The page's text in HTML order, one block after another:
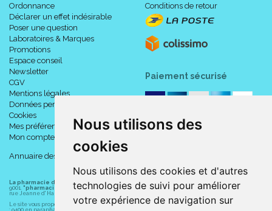
Nous utilisons des
cookies
Nous utilisons des cookies et d'autres
technologies de suivi pour améliorer
votre expérience de navigation sur
Ordonnance
Déclarer un effet indésirable
Poser une question
Laboratoires & Marques
Promotions
Espace conseil
Newsletter
CGV
Mentions légales
Données personnelles
Cookies
Mes préférences Cookies
Mon compte
Annuaire des pharmacies
Conditions de retour
Paiement sécurisé
La pharmacie du centre à Albert
(80300) est une pharmacie française certifiée ISO
9001. "pharmacie-du-centre-albert.fr " est le site internet de la pharmacie du centre
rue Jeanne d' Harcourt, 80300 Albert.
Le site vous propose un large choix de plus de 11000 références, au prix les plus bas possible
: 9400 en parapharmacie, animaux, orthopédie, matériel médical. 1700 en médicaments sans